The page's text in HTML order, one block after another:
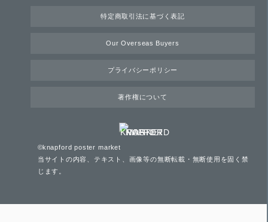
特定商取引法に基づく表記
Our Overseas Buyers
プライバシーポリシー
著作権について
©knapford poster market
当サイトの内容、テキスト、画像等の無断転載・無断使用を固く禁
じます。